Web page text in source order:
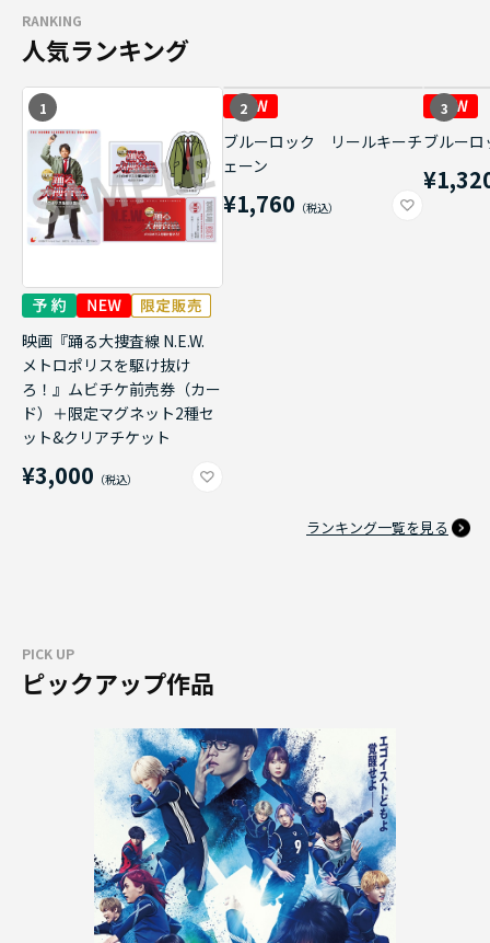
RANKING
人気ランキング
1
映画『踊る大捜査線 N.E.W.
メトロポリスを駆け抜け
ろ！』ムビチケ前売券（カー
ド）＋限定マグネット2種セ
ット&クリアチケット
¥3,000
2
ブルーロック リールキーチ
ェーン
¥1,760
3
ブルー
ランキング一覧を見る
PICK UP
ピックアップ作品